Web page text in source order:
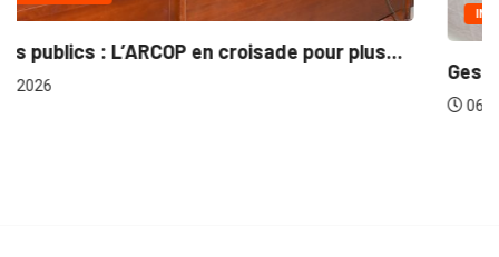
INTÉGRATION RÉGIONALE
Gestion concertée et durable du Bassin du...